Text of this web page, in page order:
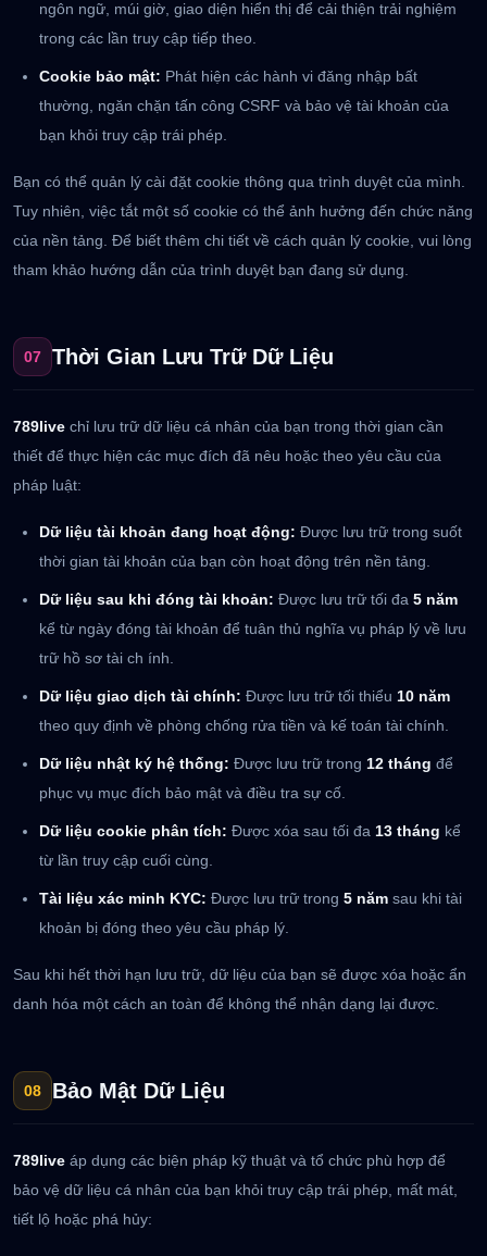
ngôn ngữ, múi giờ, giao diện hiển thị để cải thiện trải nghiệm
trong các lần truy cập tiếp theo.
Cookie bảo mật: Phát hiện các hành vi đăng nhập bất
thường, ngăn chặn tấn công CSRF và bảo vệ tài khoản của
bạn khỏi truy cập trái phép.
Bạn có thể quản lý cài đặt cookie thông qua trình duyệt của mình.
Tuy nhiên, việc tắt một số cookie có thể ảnh hưởng đến chức năng
của nền tảng. Để biết thêm chi tiết về cách quản lý cookie, vui lòng
tham khảo hướng dẫn của trình duyệt bạn đang sử dụng.
07 Thời Gian Lưu Trữ Dữ Liệu
789live chỉ lưu trữ dữ liệu cá nhân của bạn trong thời gian cần
thiết để thực hiện các mục đích đã nêu hoặc theo yêu cầu của
pháp luật:
Dữ liệu tài khoản đang hoạt động: Được lưu trữ trong suốt
thời gian tài khoản của bạn còn hoạt động trên nền tảng.
Dữ liệu sau khi đóng tài khoản: Được lưu trữ tối đa 5 năm
kể từ ngày đóng tài khoản để tuân thủ nghĩa vụ pháp lý về lưu
trữ hồ sơ tài ch ính.
Dữ liệu giao dịch tài chính: Được lưu trữ tối thiểu 10 năm
theo quy định về phòng chống rửa tiền và kế toán tài chính.
Dữ liệu nhật ký hệ thống: Được lưu trữ trong 12 tháng để
phục vụ mục đích bảo mật và điều tra sự cố.
Dữ liệu cookie phân tích: Được xóa sau tối đa 13 tháng kể
từ lần truy cập cuối cùng.
Tài liệu xác minh KYC: Được lưu trữ trong 5 năm sau khi tài
khoản bị đóng theo yêu cầu pháp lý.
Sau khi hết thời hạn lưu trữ, dữ liệu của bạn sẽ được xóa hoặc ẩn
danh hóa một cách an toàn để không thể nhận dạng lại được.
08 Bảo Mật Dữ Liệu
789live áp dụng các biện pháp kỹ thuật và tổ chức phù hợp để
bảo vệ dữ liệu cá nhân của bạn khỏi truy cập trái phép, mất mát,
tiết lộ hoặc phá hủy: